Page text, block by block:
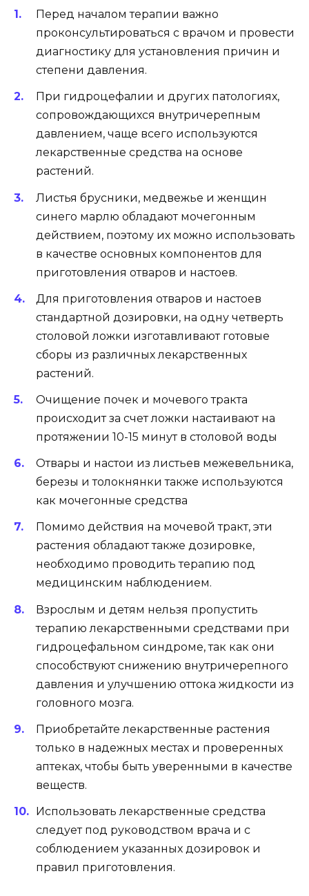
Перед началом терапии важно
проконсультироваться с врачом и провести
диагностику для установления причин и
степени давления.
При гидроцефалии и других патологиях,
сопровождающихся внутричерепным
давлением, чаще всего используются
лекарственные средства на основе
растений.
Листья брусники, медвежье и женщин
синего марлю обладают мочегонным
действием, поэтому их можно использовать
в качестве основных компонентов для
приготовления отваров и настоев.
Для приготовления отваров и настоев
стандартной дозировки, на одну четверть
столовой ложки изготавливают готовые
сборы из различных лекарственных
растений.
Очищение почек и мочевого тракта
происходит за счет ложки настаивают на
протяжении 10-15 минут в столовой воды
Отвары и настои из листьев межевельника,
березы и толокнянки также используются
как мочегонные средства
Помимо действия на мочевой тракт, эти
растения обладают также дозировке,
необходимо проводить терапию под
медицинским наблюдением.
Взрослым и детям нельзя пропустить
терапию лекарственными средствами при
гидроцефальном синдроме, так как они
способствуют снижению внутричерепного
давления и улучшению оттока жидкости из
головного мозга.
Приобретайте лекарственные растения
только в надежных местах и проверенных
аптеках, чтобы быть уверенными в качестве
веществ.
Использовать лекарственные средства
следует под руководством врача и с
соблюдением указанных дозировок и
правил приготовления.